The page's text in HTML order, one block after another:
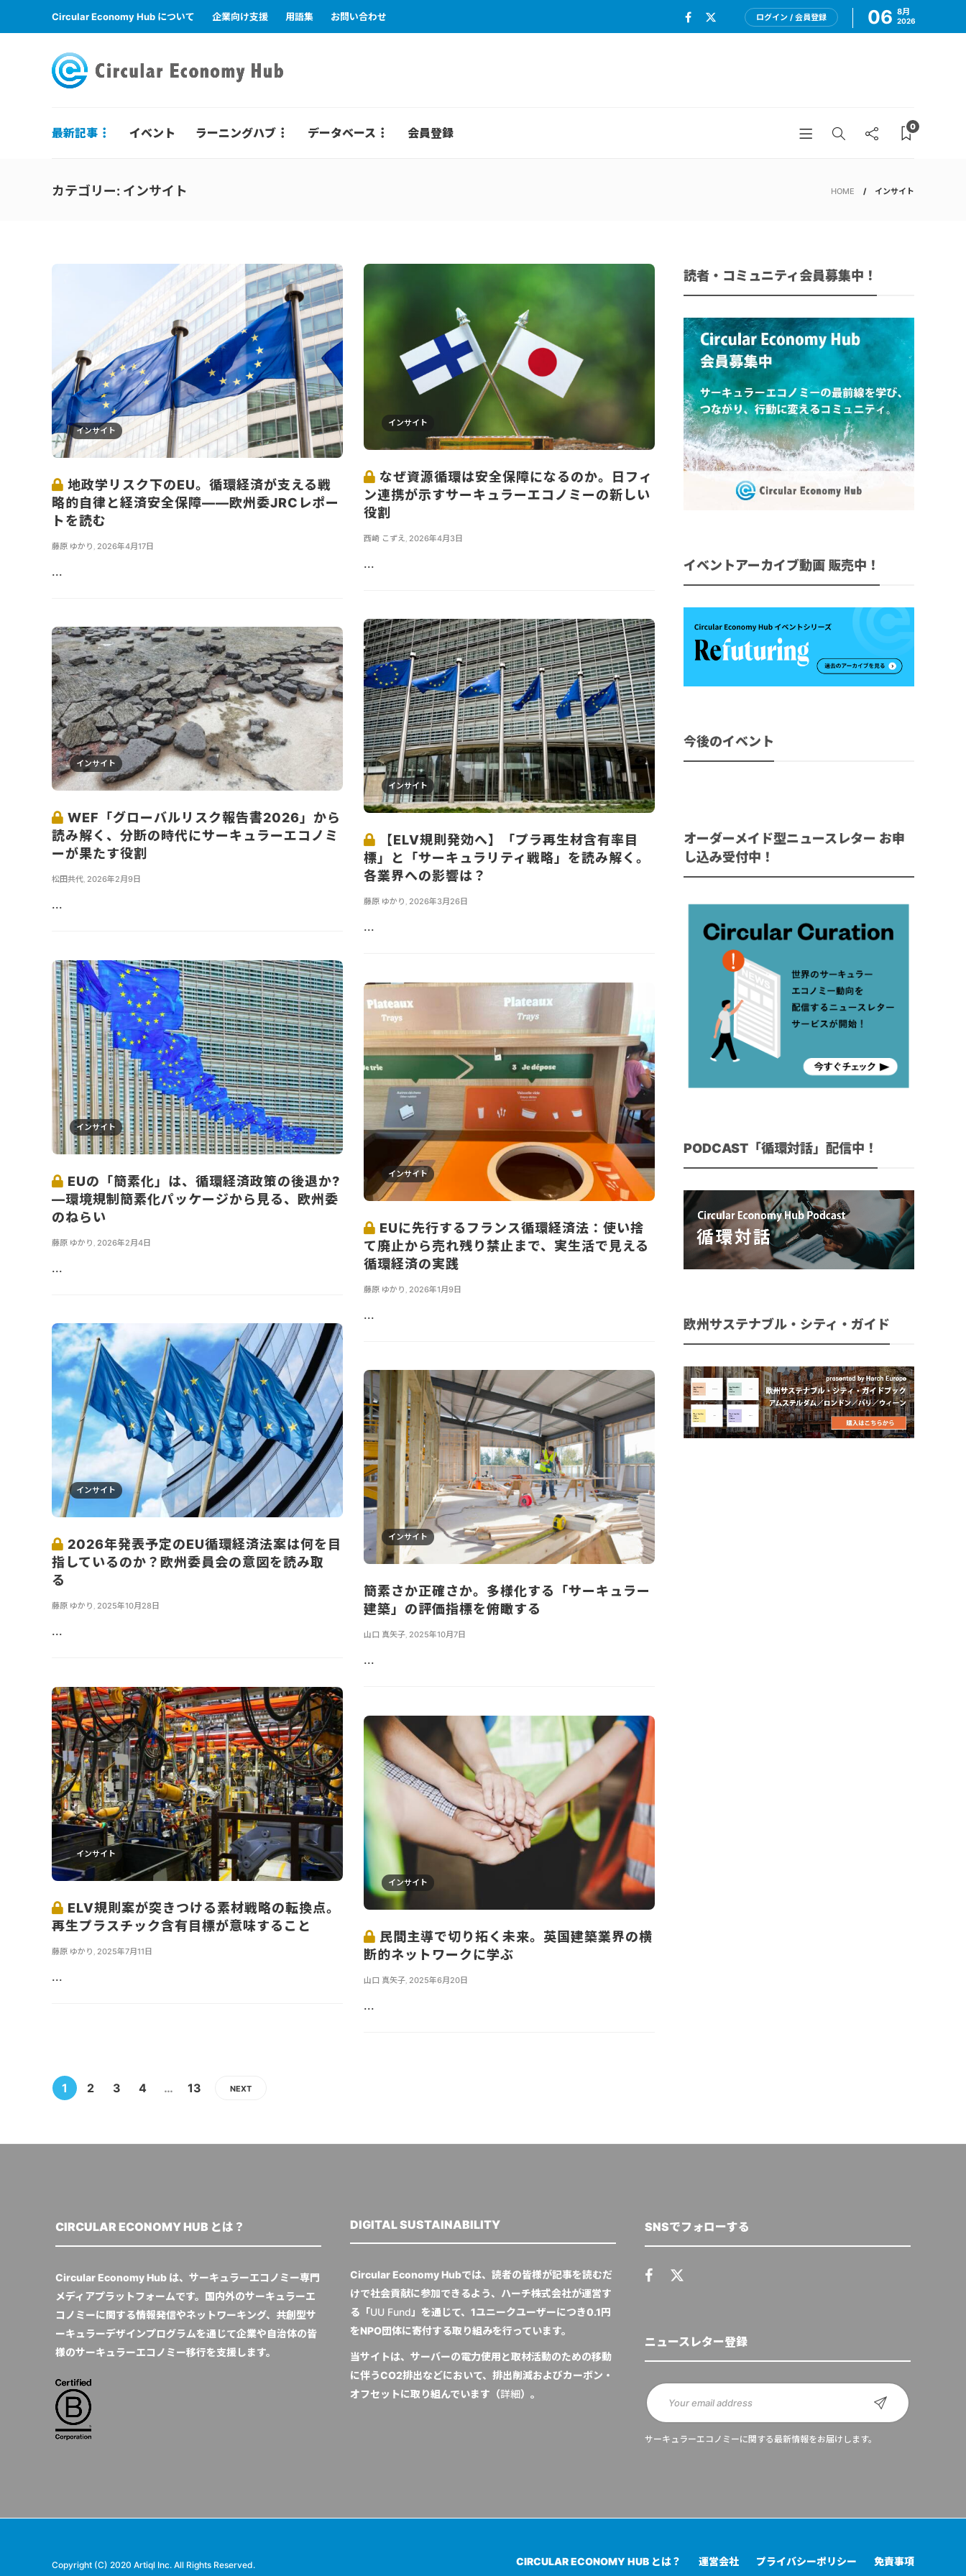
Circular Economy Hub について 企業向け支援 用語集 お問い合わせ ログイン / 会員登録 06 8月
2026
最新記事 イベント ラーニングハブ データベース 会員登録 0
カテゴリー: インサイト HOME インサイト
インサイト
地政学リスク下のEU。循環経済が支える戦
略的自律と経済安全保障――欧州委JRCレポー
トを読む
藤原 ゆかり 2026年4月17日
...
インサイト
なぜ資源循環は安全保障になるのか。日フィ
ン連携が示すサーキュラーエコノミーの新しい
役割
西崎 こずえ 2026年4月3日
...
インサイト
【ELV規則発効へ】「プラ再生材含有率目
標」と「サーキュラリティ戦略」を読み解く。
各業界への影響は？
藤原 ゆかり 2026年3月26日
...
インサイト
WEF「グローバルリスク報告書2026」から
読み解く、分断の時代にサーキュラーエコノミ
ーが果たす役割
松田共代 2026年2月9日
...
インサイト
EUの「簡素化」は、循環経済政策の後退か?
―環境規制簡素化パッケージから見る、欧州委
のねらい
藤原 ゆかり 2026年2月4日
...
インサイト
EUに先行するフランス循環経済法：使い捨
て廃止から売れ残り禁止まで、実生活で見える
循環経済の実践
藤原 ゆかり 2026年1月9日
...
インサイト
2026年発表予定のEU循環経済法案は何を目
指しているのか？欧州委員会の意図を読み取
る
藤原 ゆかり 2025年10月28日
...
インサイト
簡素さか正確さか。多様化する「サーキュラー
建築」の評価指標を俯瞰する
山口 真矢子 2025年10月7日
...
インサイト
ELV規則案が突きつける素材戦略の転換点。
再生プラスチック含有目標が意味すること
藤原 ゆかり 2025年7月11日
...
インサイト
民間主導で切り拓く未来。英国建築業界の横
断的ネットワークに学ぶ
山口 真矢子 2025年6月20日
...
1 2 3 4 … 13 NEXT
読者・コミュニティ会員募集中！
イベントアーカイブ動画 販売中！
今後のイベント
オーダーメイド型ニュースレター お申
し込み受付中！
PODCAST「循環対話」配信中！
欧州サステナブル・シティ・ガイド
CIRCULAR ECONOMY HUB とは？
Circular Economy Hub は、サーキュラーエコノミー専門
メディアプラットフォームです。国内外のサーキュラーエ
コノミーに関する情報発信やネットワーキング、共創型サ
ーキュラーデザインプログラムを通じて企業や自治体の皆
様のサーキュラーエコノミー移行を支援します。
DIGITAL SUSTAINABILITY
Circular Economy Hubでは、読者の皆様が記事を読むだ
けで社会貢献に参加できるよう、ハーチ株式会社が運営す
る「UU Fund 」を通じて、1ユニークユーザーにつき0.1円
をNPO団体に寄付する取り組みを行っています。
当サイトは、サーバーの電力使用と取材活動のための移動
に伴うCO2排出などにおいて、排出削減およびカーボン・
オフセットに取り組んでいます（詳細）。
SNSでフォローする
ニュースレター登録
サーキュラーエコノミーに関する最新情報をお届けします。
Copyright (C) 2020 Artiql Inc. All Rights Reserved. CIRCULAR ECONOMY HUB とは？ 運営会社 プライバシーポリシー 免責事項